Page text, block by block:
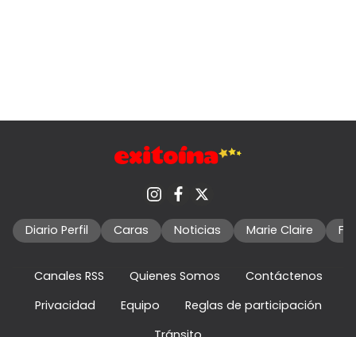
Diario Perfil Caras Noticias Marie Claire
Canales RSS Quienes Somos
Contáctenos
Privacidad
Equipo
Reglas de participación